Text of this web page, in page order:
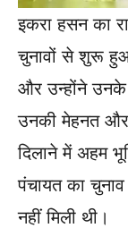
इकरा हसन का
चुनावों से शुरू
और उन्होंने उनके
उनकी मेहनत और
दिलाने में अहम
पंचायत का
नहीं मिली थी।